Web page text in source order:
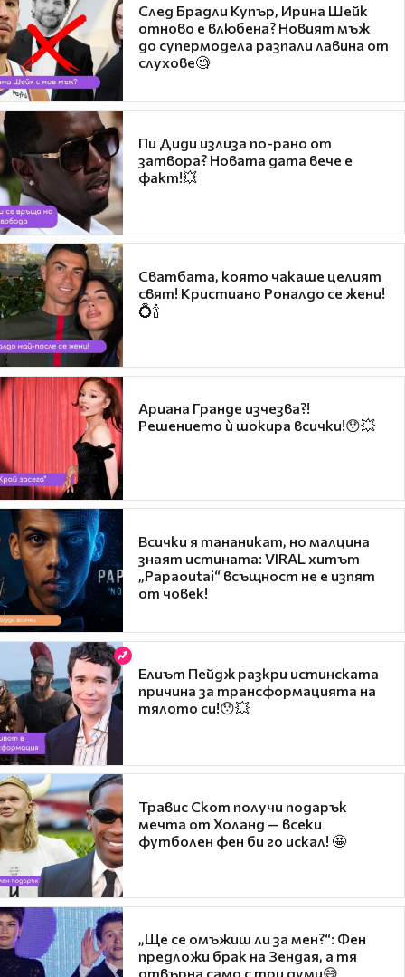
След Брадли Купър, Ирина Шейк
отново е влюбена? Новият мъж
до супермодела разпали лавина от
слухове🧐
Пи Диди излиза по-рано от
затвора? Новата дата вече е
факт!💥
Сватбата, която чакаше целият
свят! Кристиано Роналдо се жени!
💍🍾
Ариана Гранде изчезва?!
Решението ѝ шокира всички!😯💥
Всички я тананикат, но малцина
знаят истината: VIRAL хитът
„Papaoutai“ всъщност не е изпят
от човек!
Елиът Пейдж разкри истинската
причина за трансформацията на
тялото си!😯💥
Травис Скот получи подарък
мечта от Холанд — всеки
футболен фен би го искал! 🤩
„Ще се омъжиш ли за мен?“: Фен
предложи брак на Зендая, а тя
отвърна само с три думи😅